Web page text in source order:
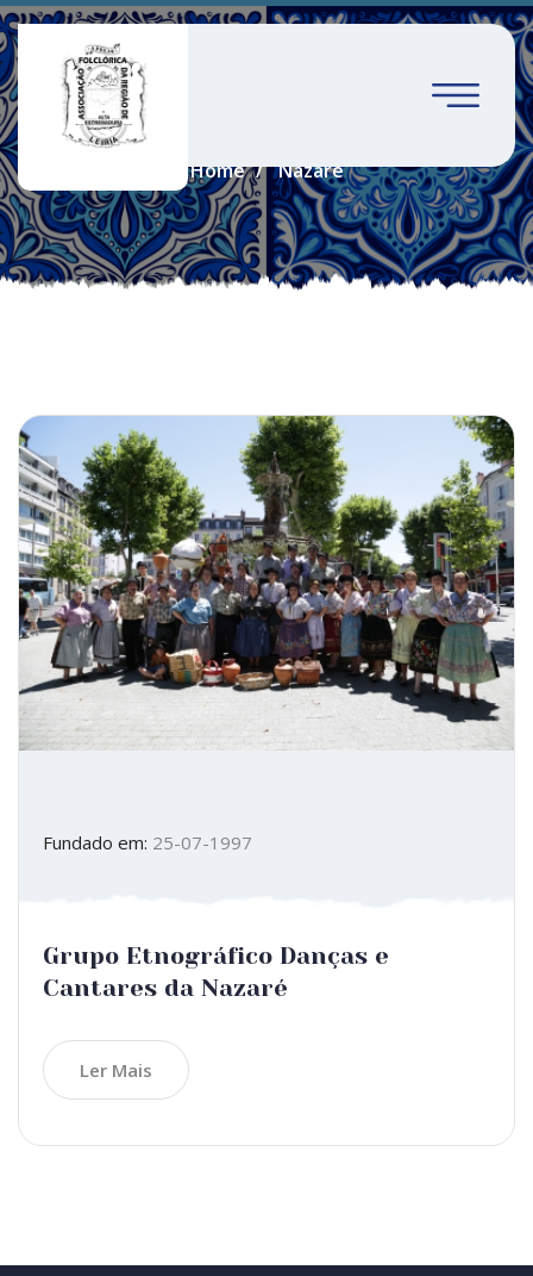
Home Nazaré
Fundado em: 25-07-1997
Grupo Etnográfico Danças e
Cantares da Nazaré
Ler Mais